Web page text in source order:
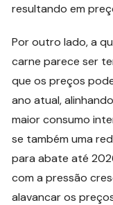
resultando em
Por outro lado, a
carne parece ser
que os preços
ano atual,
maior consumo
se também uma
para abate até
com a pressão
alavancar os